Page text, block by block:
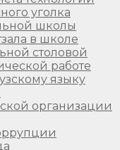
уголка
школы
в школе
столовой
работе
языку
организации